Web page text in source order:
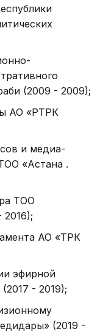
(2009 - 2009);
АО «РТРК
и медиа-
«Астана қ.
ТОО
2016);
АО «ТРК
эфирной
- 2019);
(2019 -